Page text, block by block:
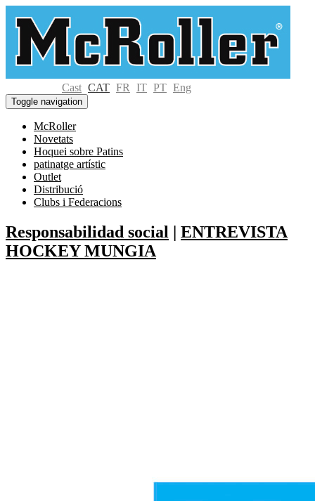
Cast CAT FR IT PT Eng
Toggle navigation
McRoller
Novetats
Hoquei sobre Patins
patinatge artístic
Outlet
Distribució
Clubs i Federacions
Responsabilidad social | ENTREVISTA
HOCKEY MUNGIA